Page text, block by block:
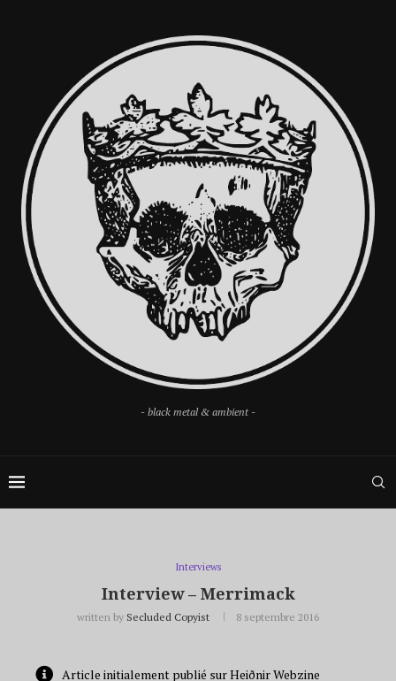
- black metal & ambient -
Interviews
Interview – Merrimack
written by Secluded Copyist 8 septembre 2016
Article initialement publié sur Heiðnir Webzine